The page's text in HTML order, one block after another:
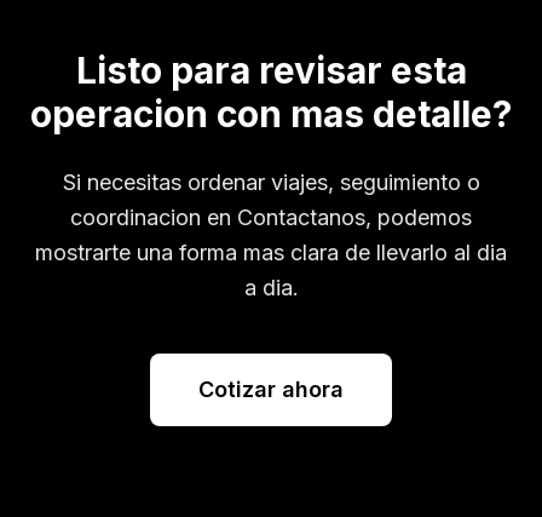
Listo para revisar esta
operacion con mas detalle?
Si necesitas ordenar viajes, seguimiento o
coordinacion en Contactanos, podemos
mostrarte una forma mas clara de llevarlo al dia
a dia.
Cotizar ahora